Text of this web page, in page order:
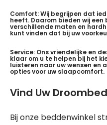
Comfort: Wij begrijpen dat
heeft. Daarom bieden wij
verschillende maten en
kunt vinden dat bij uw
Service: Ons vriendelijke en
klaar om u te helpen bij het
luisteren naar uw wensen en
opties voor uw slaapcomfort.
Vind Uw
Bij onze beddenwinkel